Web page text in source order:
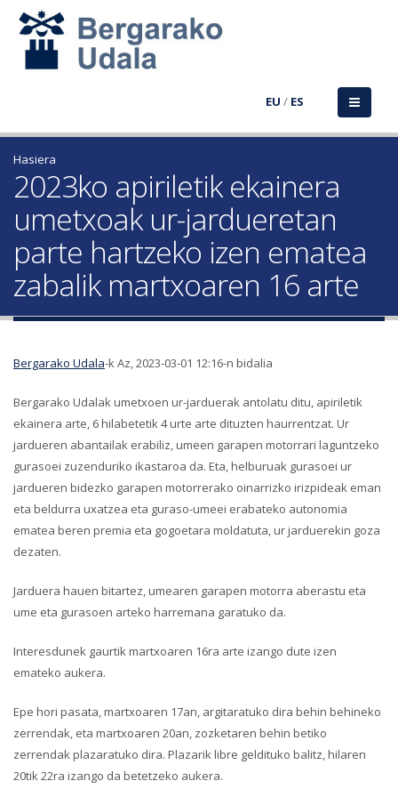
EU / ES
Hasiera
2023ko apiriletik ekainera
umetxoak ur-jardueretan
parte hartzeko izen ematea
zabalik martxoaren 16 arte
Bergarako Udala-k Az, 2023-03-01 12:16-n bidalia
Bergarako Udalak umetxoen ur-jarduerak antolatu ditu, apiriletik
ekainera arte, 6 hilabetetik 4 urte arte dituzten haurrentzat. Ur
jardueren abantailak erabiliz, umeen garapen motorrari laguntzeko
gurasoei zuzenduriko ikastaroa da. Eta, helburuak gurasoei ur
jardueren bidezko garapen motorrerako oinarrizko irizpideak eman
eta beldurra uxatzea eta guraso-umeei erabateko autonomia
ematea beren premia eta gogoetara moldatuta, ur jarduerekin goza
dezaten.
Jarduera hauen bitartez, umearen garapen motorra aberastu eta
ume eta gurasoen arteko harremana garatuko da.
Interesdunek gaurtik martxoaren 16ra arte izango dute izen
emateko aukera.
Epe hori pasata, martxoaren 17an, argitaratuko dira behin behineko
zerrendak, eta martxoaren 20an, zozketaren behin betiko
zerrendak plazaratuko dira. Plazarik libre geldituko balitz, hilaren
20tik 22ra izango da betetzeko aukera.